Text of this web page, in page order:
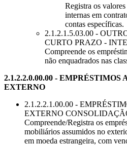
Registra os
internas em
contas específicas.
2.1.2.1.5.03.00 -
CURTO PRAZO -
Compreende os
não enquadrados nas
2.1.2.2.0.00.00 - EMPRÉSTIMOS
EXTERNO
2.1.2.2.1.00.00 -
EXTERNO
Compreende/Registra os
mobiliários assumidos no
em moeda estrangeira, com